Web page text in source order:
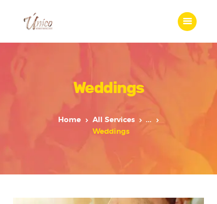
Weddings
Home All Services
...
Weddings
Features